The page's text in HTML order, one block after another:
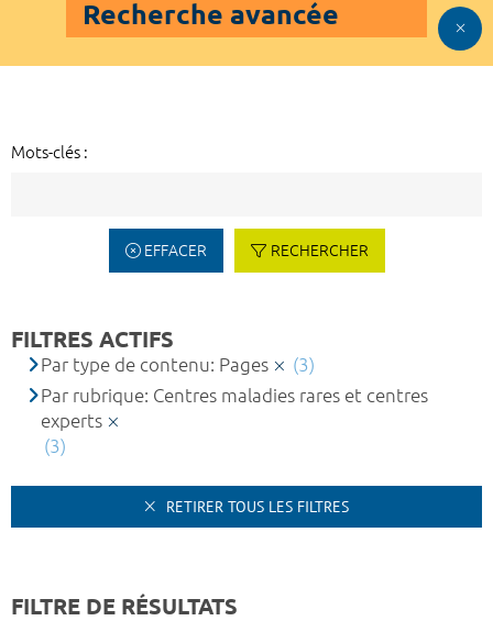
Recherche avancée
Mots-clés :
EFFACER RECHERCHER
FILTRES ACTIFS
Par type de contenu: Pages
(3)
Par rubrique: Centres maladies rares et centres
experts
(3)
RETIRER TOUS LES FILTRES
FILTRE DE RÉSULTATS